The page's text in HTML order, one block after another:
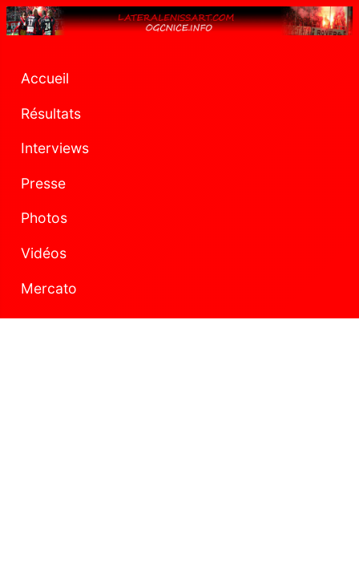
Accueil
Résultats
Interviews
Presse
Photos
Vidéos
Mercato